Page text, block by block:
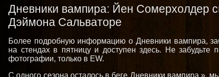
Дневники вампира: Йен Сомерхолдер
Дэймона Сальваторе
Более подробную информацию о Дневники вампира,
на стендах в пятницу и доступен здесь. Не забудьте
фотографии, только в EW.
С одного сезона осталось в беге Дневники вампира »,